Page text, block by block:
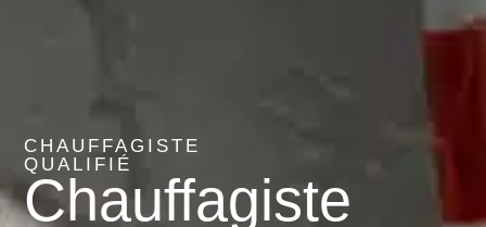
CHAUFFAGISTE
QUALIFIÉ
Chauffagiste